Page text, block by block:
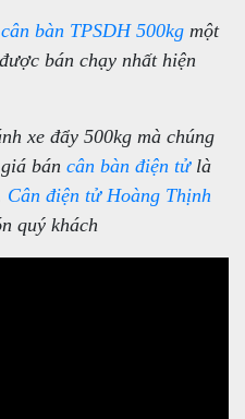
cân bàn TPSDH 500kg một
bán chạy nhất hiện
xe đẩy 500kg mà chúng
bán cân bàn điện tửlà
Cân điện tử Hoàng Thịnh
quý khách